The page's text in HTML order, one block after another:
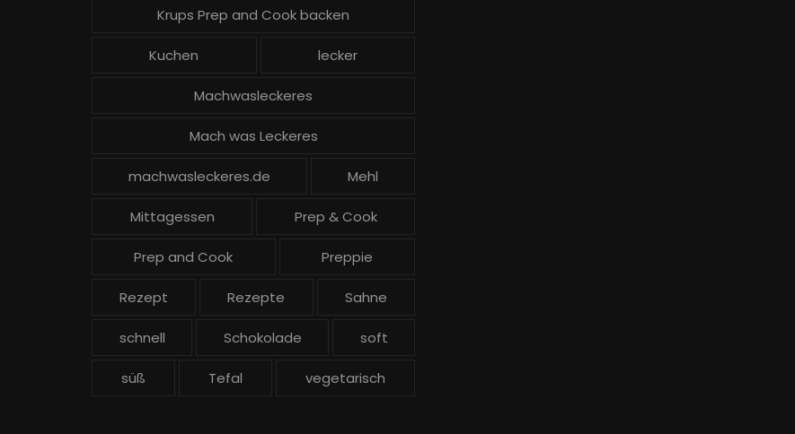
Krups Prep and Cook backen
Kuchen lecker
Machwasleckeres
Mach was Leckeres
machwasleckeres.de Mehl
Mittagessen Prep & Cook
Prep and Cook Preppie
Rezept Rezepte Sahne
schnell Schokolade soft
süß Tefal vegetarisch